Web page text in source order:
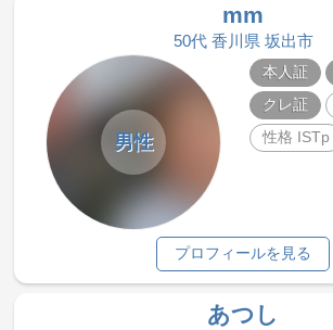
mm
50代 香川県 坂出市
男性
本人証
クレ証
性格 ISTp
プロフィールを見る
あつし